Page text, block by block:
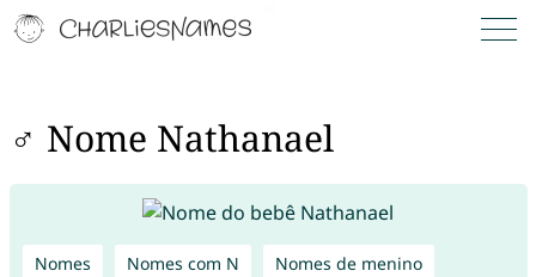
♂ Nome Nathanael
Nomes Nomes com N Nomes de menino